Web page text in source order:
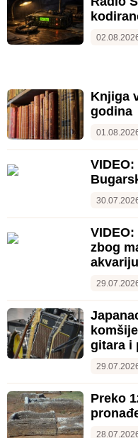
Knjiga
godina
zbog
gitara i
Preko